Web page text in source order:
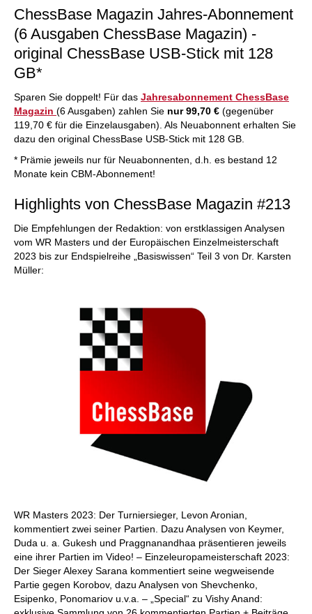
ChessBase Magazin Jahres-Abonnement
(6 Ausgaben ChessBase Magazin) -
original ChessBase USB-Stick mit 128
GB*
Sparen Sie doppelt! Für das Jahresabonnement ChessBase
Magazin (6 Ausgaben) zahlen Sie nur 99,70 € (gegenüber
119,70 € für die Einzelausgaben). Als Neuabonnent erhalten Sie
dazu den original ChessBase USB-Stick mit 128 GB.
* Prämie jeweils nur für Neuabonnenten, d.h. es bestand 12
Monate kein CBM-Abonnement!
Highlights von ChessBase Magazin #213
Die Empfehlungen der Redaktion: von erstklassigen Analysen
vom WR Masters und der Europäischen Einzelmeisterschaft
2023 bis zur Endspielreihe „Basiswissen“ Teil 3 von Dr. Karsten
Müller:
WR Masters 2023: Der Turniersieger, Levon Aronian,
kommentiert zwei seiner Partien. Dazu Analysen von Keymer,
Duda u. a. Gukesh und Praggnanandhaa präsentieren jeweils
eine ihrer Partien im Video! – Einzeleuropameisterschaft 2023:
Der Sieger Alexey Sarana kommentiert seine wegweisende
Partie gegen Korobov, dazu Analysen von Shevchenko,
Esipenko, Ponomariov u.v.a. – „Special“ zu Vishy Anand: